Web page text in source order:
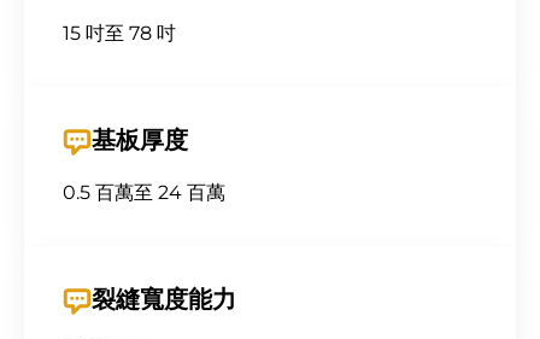
15 吋至 78 吋
基板厚度
0.5 百萬至 24 百萬
裂縫寬度能力